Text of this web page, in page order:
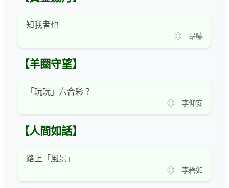
知我者也
◎ 昂嘯
【羊圈守望】
「玩玩」六合彩？
◎ 李仰安
【人間如話】
路上「風景」
◎ 李碧如